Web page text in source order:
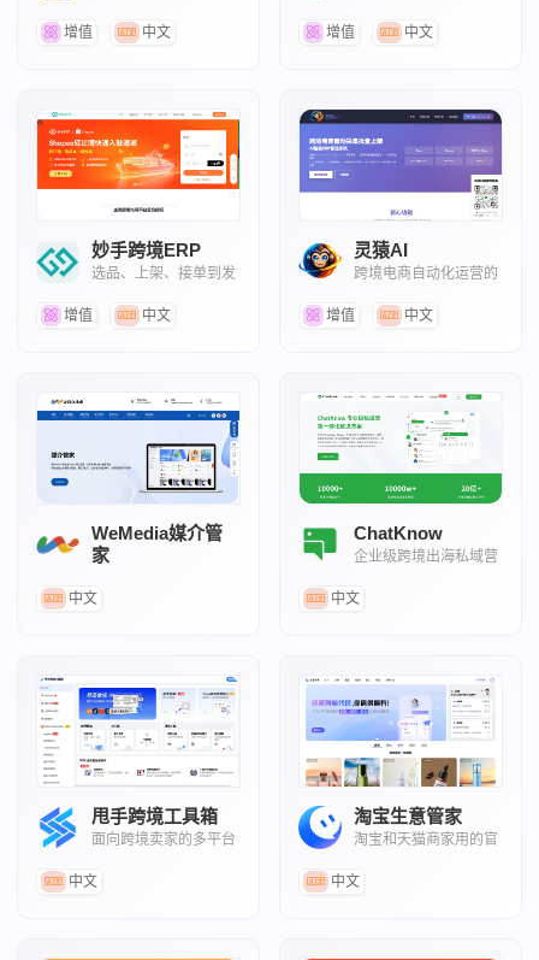
增值
中文
增值
中文
妙手跨境ERP
选品、上架、接单到发
增值
中文
灵猿AI
跨境电商自动化运营的
增值
中文
WeMedia媒介管
家
服务平台
中文
ChatKnow
企业级跨境出海私域营
中文
甩手跨境工具箱
面向跨境卖家的多平台
中文
淘宝生意管家
淘宝和天猫商家用的官
中文